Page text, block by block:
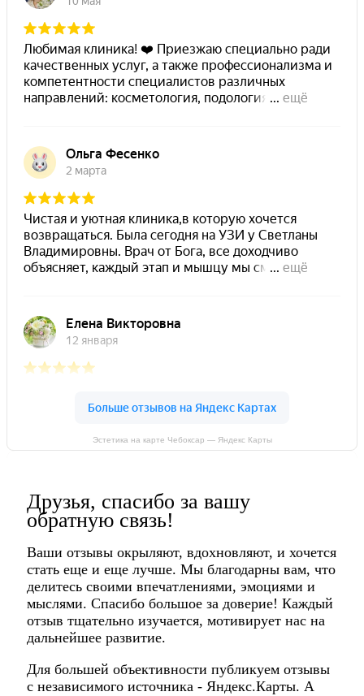
Эстетика на карте Чебоксар — Яндекс Карты
Друзья, спасибо за вашу
обратную связь!
Ваши отзывы окрыляют, вдохновляют, и хочется
стать еще и еще лучше. Мы благодарны вам, что
делитесь своими впечатлениями, эмоциями и
мыслями. Спасибо большое за доверие! Каждый
отзыв тщательно изучается, мотивирует нас на
дальнейшее развитие.
Для большей объективности публикуем отзывы
с независимого источника - Яндекс.Карты. А